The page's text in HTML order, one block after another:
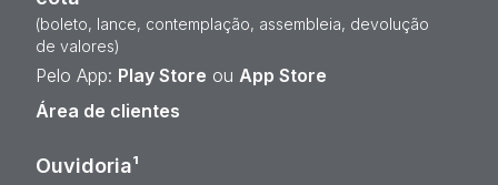
(boleto, lance, contemplação, assembleia, devolução
de valores)
Pelo App: Play Store ou App Store
Área de clientes
Ouvidoria¹